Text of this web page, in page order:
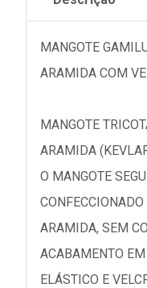
MANGOTE
ARAMIDA COM
MANGOTE
ARAMIDA
O MANGOTE
ARAMIDA, SEM
ACABAMENTO
ELÁSTICO E